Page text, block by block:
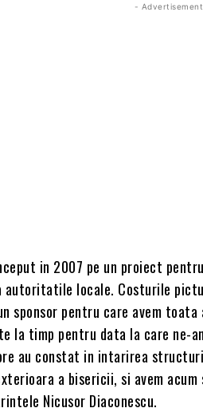
-
in 2007 pe un proiect
autoritatile locale. Costurile
sponsor pentru care avem
la timp pentru data la care ne-
au constat in intarirea
a bisericii, si avem
Nicusor Diaconescu.